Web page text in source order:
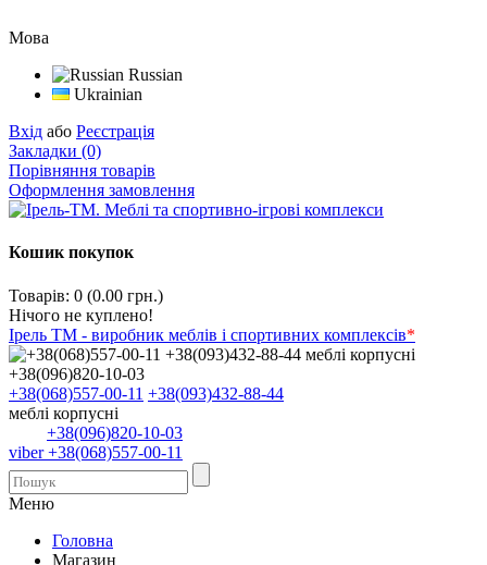
Мова
Russian
Ukrainian
Вхід або Реєстрація
Закладки (0)
Порівняння товарів
Оформлення замовлення
Кошик покупок
Товарів: 0 (0.00 грн.)
Нічого не куплено!
Ірель ТМ - виробник меблів і спортивних комплексів*
+38(068)557-00-11 +38(093)432-88-44
меблі корпусні
+38(096)820-10-03
viber +38(068)557-00-11
Меню
Головна
Магазин